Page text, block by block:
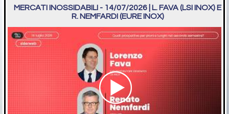
MERCATI INOSSIDABILI - 14/07/2026 | L. FAVA (LSI INOX) E
R. NEMFARDI (EURE INOX)